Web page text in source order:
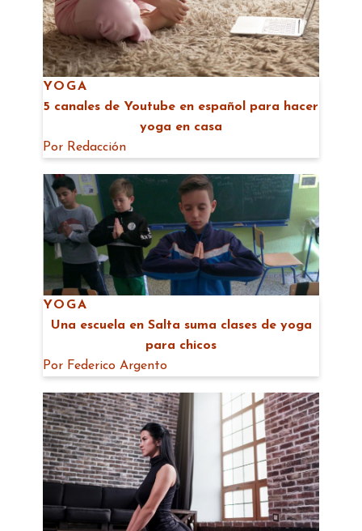
YOGA
5 canales de Youtube en español para hacer
yoga en casa
Por Redacción
YOGA
Una escuela en Salta suma clases de yoga
para chicos
Por Federico Argento